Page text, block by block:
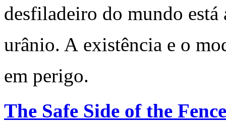
desfiladeiro do mundo está
urânio. A existência e o
em perigo.
The Safe Side of the